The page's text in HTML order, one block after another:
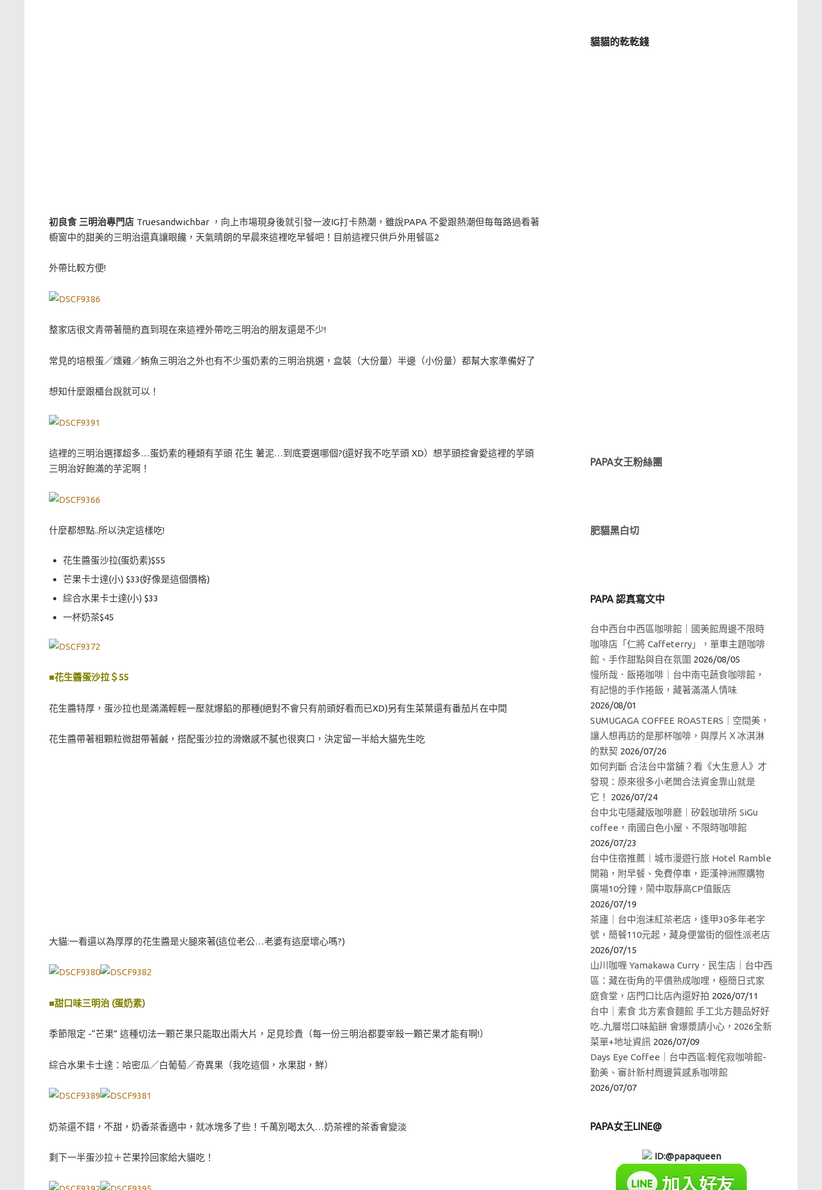
初良食 三明治專門店 Truesandwichbar ，向上市場現身後就引發一波IG打卡熱潮，雖說PAPA 不愛跟熱潮但每每路過看著
櫥窗中的甜美的三明治還真讓眼饞，天氣晴朗的早晨來這裡吃早餐吧！目前這裡只供戶外用餐區2
外帶比較方便!
整家店很文青帶著簡約直到現在來這裡外帶吃三明治的朋友還是不少!
常見的培根蛋／燻雞／鮪魚三明治之外也有不少蛋奶素的三明治挑選，盒裝（大份量）半邊（小份量）都幫大家準備好了
想知什麼跟櫃台說就可以！
這裡的三明治選擇超多…蛋奶素的種類有芋頭 花生 薯泥…到底要選哪個?(還好我不吃芋頭 XD）想芋頭控會愛這裡的芋頭
三明治好飽滿的芋泥啊！
什麼都想點..所以決定這樣吃!
花生醬蛋沙拉(蛋奶素)$55
芒果卡士達(小) $33(好像是這個價格)
綜合水果卡士達(小) $33
一杯奶茶$45
■花生醬蛋沙拉＄55
花生醬特厚，蛋沙拉也是滿滿輕輕一壓就爆餡的那種(絕對不會只有前頭好看而已XD)另有生菜葉還有番茄片在中間
花生醬帶著粗顆粒微甜帶著鹹，搭配蛋沙拉的滑嫩感不膩也很爽口，決定留一半給大貓先生吃
大貓:一看還以為厚厚的花生醬是火腿來著(這位老公…老婆有這麼壞心嗎?)
■甜口味三明治 (蛋奶素)
季節限定 -“芒果” 這種切法一顆芒果只能取出兩大片，足見珍貴（每一份三明治都要宰殺一顆芒果才能有啊!）
綜合水果卡士達：哈密瓜／白葡萄／奇異果（我吃這個，水果甜，鮮）
奶茶還不錯，不甜，奶香茶香適中，就冰塊多了些！千萬別喝太久…奶茶裡的茶香會變淡
剩下一半蛋沙拉＋芒果拎回家給大貓吃！
貓貓的乾乾錢
PAPA女王粉絲團
肥貓黑白切
PAPA 認真寫文中
台中西台中西區咖啡館｜國美館周邊不限時
咖啡店「仁將 Caffeterry」，單車主題咖啡
館、手作甜點與自在氛圍 2026/08/05
慢所哉．飯捲咖啡｜台中南屯蔬食咖啡館，
有記憶的手作捲飯，藏著滿滿人情味
2026/08/01
SUMUGAGA COFFEE ROASTERS｜空間美，
讓人想再訪的是那杯咖啡，與厚片Ｘ冰淇淋
的默契 2026/07/26
如何判斷 合法台中當舖？看《大生意人》才
發現：原來很多小老闆合法資金靠山就是
它！
2026/07/24
台中北屯隱藏版咖啡廳｜矽穀珈琲所 SiGu
coffee，南國白色小屋、不限時咖啡館
2026/07/23
台中住宿推薦｜城市漫遊行旅 Hotel Ramble
開箱，附早餐、免費停車，距漢神洲際購物
廣場10分鐘，鬧中取靜高CP值飯店
2026/07/19
茶廬｜台中泡沫紅茶老店，逢甲30多年老字
號，簡餐110元起，藏身便當街的個性派老店
2026/07/15
山川咖喱 Yamakawa Curry．民生店｜台中西
區：藏在街角的平價熟成咖哩，極簡日式家
庭食堂，店門口比店內還好拍 2026/07/11
台中｜素食 北方素食麵館 手工北方麵品好好
吃..九層塔口味餡餅 會爆漿請小心，2026全新
菜單+地址資訊 2026/07/09
Days Eye Coffee｜台中西區:輕侘寂咖啡館-
勤美、審計新村周邊質感系咖啡館
2026/07/07
PAPA女王LINE@
ID:@papaqueen